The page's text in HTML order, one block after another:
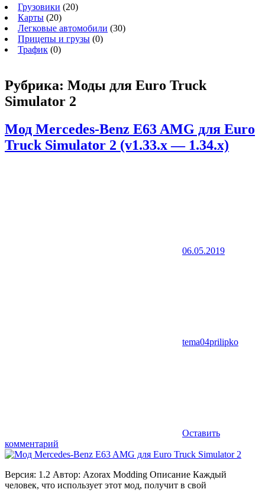
Грузовики (20)
Карты (20)
Легковые автомобили (30)
Прицепы и грузы (0)
Трафик (0)
Рубрика: Моды для Euro Truck
Simulator 2
Мод Mercedes-Benz E63 AMG для Euro
Truck Simulator 2 (v1.33.x — 1.34.x)
06.05.2019
tema04prilipko
Оставить
комментарий
Версия: 1.2 Автор: Azorax Modding Описание Каждый
человек, что использует этот мод, получит в свой